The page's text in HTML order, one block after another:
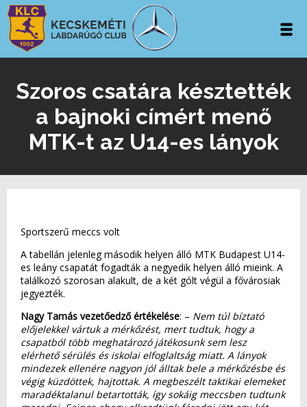
Szoros csatára késztették
a bajnoki címért menő
MTK-t az U14-es lányok
Sportszerű meccs volt
A tabellán jelenleg második helyen álló MTK Budapest U14-
es leány csapatát fogadták a negyedik helyen álló mieink. A
találkozó szorosan alakult, de a két gólt végül a fővárosiak
jegyezték.
Nagy Tamás vezetőedző értékelése: – Nem túl bíztató
előjelekkel vártuk a mérkőzést, mert tudtuk, hogy a
csapatból több meghatározó játékosunk sem lesz
elérhető sérülés és iskolai elfoglaltság miatt. A lányok
mindezek ellenére nagyon jól álltak bele a mérkőzésbe és
végig küzdöttek, hajtottak. A megbeszélt taktikai elemeket
maradéktalanul betartották, így sokáig meccsben tudtunk